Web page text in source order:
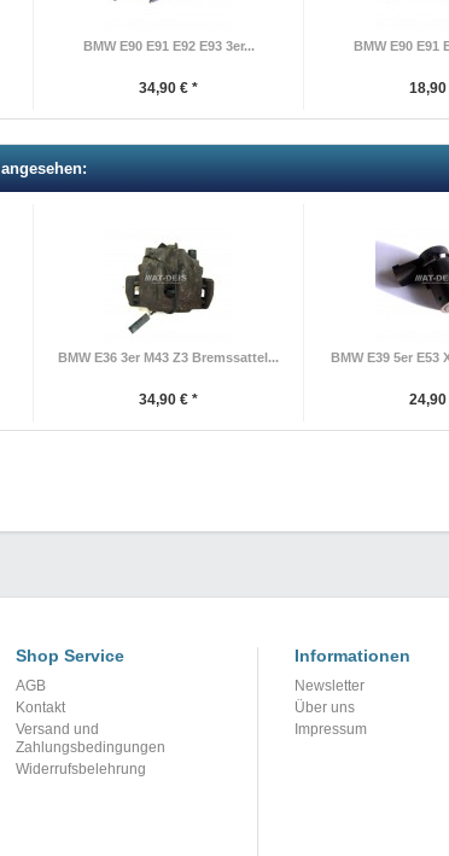
BMW E90 E91 E92 E93 3er...
34,90 € *
BMW E90 E91
18,90
BMW E36 3er M43 Z3 Bremssattel...
34,90 € *
BMW E39 5er E53
24,90
Shop Service
AGB
Kontakt
Versand und
Zahlungsbedingungen
Widerrufsbelehrung
Informationen
Newsletter
Über uns
Impressum